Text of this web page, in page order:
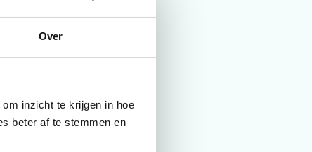
Over
inzicht te krijgen in hoe
beter af te stemmen en
in dialoog